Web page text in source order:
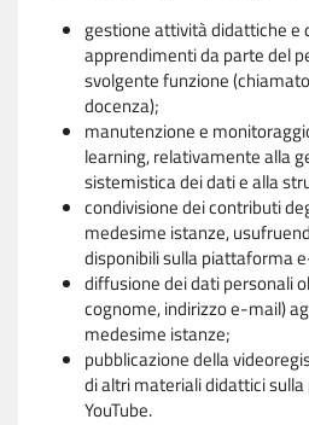
gestione attività didattiche e
apprendimenti da parte del
svolgente funzione
docenza);
manutenzione e
learning, relativamente alla
sistemistica dei dati e alla
condivisione dei contributi
medesime istanze,
disponibili sulla piattaforma
diffusione dei dati personali
cognome, indirizzo e-mail)
medesime istanze;
pubblicazione della
di altri materiali didattici
YouTube.